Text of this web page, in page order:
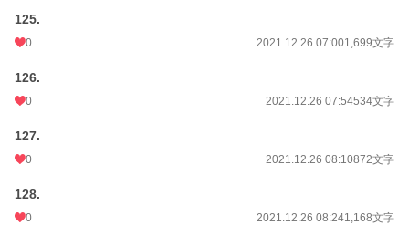
125.
0 2021.12.26 07:001,699文字
126.
0 2021.12.26 07:54534文字
127.
0 2021.12.26 08:10872文字
128.
0 2021.12.26 08:241,168文字